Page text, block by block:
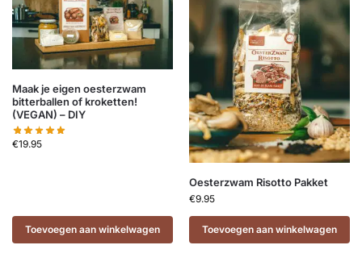
Maak je eigen oesterzwam
bitterballen of kroketten!
(VEGAN) – DIY
€19.95
Toevoegen aan winkelwagen
Oesterzwam Risotto Pakket
€9.95
Toevoegen aan winkelwagen